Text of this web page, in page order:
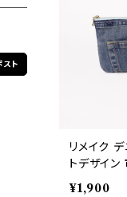
リメイク
トデザイ
ン入り
¥1,900
スト